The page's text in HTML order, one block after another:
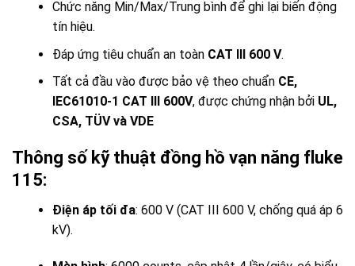
Chức năng Min/Max/Trung bình để ghi lại biến động
tín hiệu.
Đáp ứng tiêu chuẩn an toàn CAT III 600 V.
Tất cả đầu vào được bảo vệ theo chuẩn CE,
IEC61010-1 CAT III 600V, được chứng nhận bởi UL,
CSA, TÜV và VDE
Thông số kỹ thuật đồng hồ vạn năng fluke
115:
Điện áp tối đa: 600 V (CAT III 600 V, chống quá áp 6
kV).